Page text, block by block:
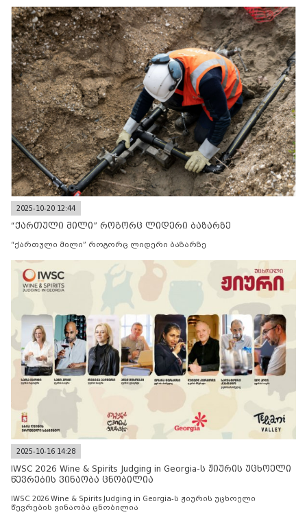
2025-10-20 12:44
“ქართული მილი” როგორც ლიდერი ბაზარზე
“ქართული მილი” როგორც ლიდერი ბაზარზე
2025-10-16 14:28
IWSC 2026 Wine & Spirits Judging in Georgia-ს ჟიურის უცხოელი
წევრების ვინაობა ცნობილია
IWSC 2026 Wine & Spirits Judging in Georgia-ს ჟიურის უცხოელი
წევრების ვინაობა ცნობილია